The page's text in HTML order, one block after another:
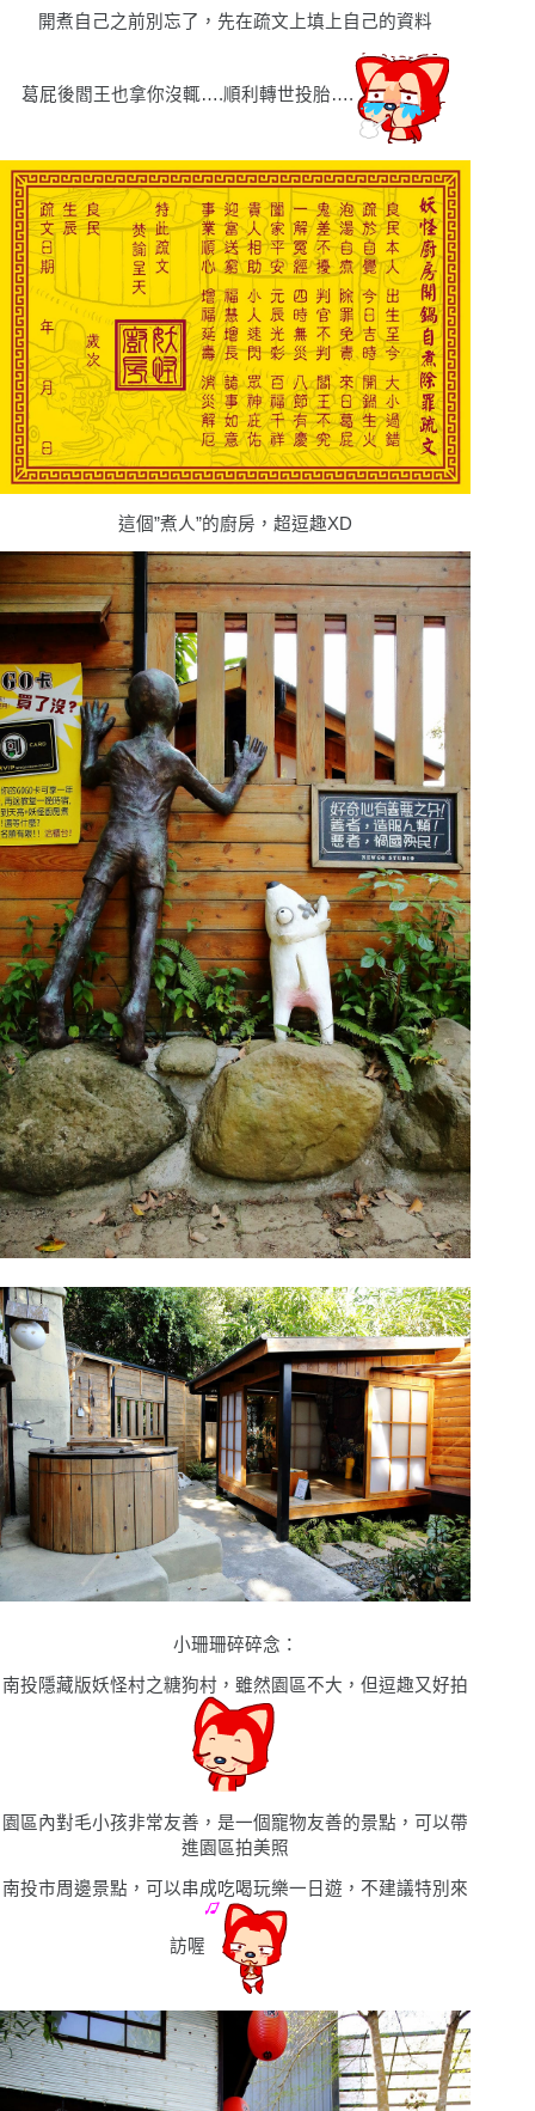
開煮自己之前別忘了，先在疏文上填上自己的資料
葛屁後閻王也拿你沒輒….順利轉世投胎….
這個”煮人”的廚房，超逗趣XD
小珊珊碎碎念 ：
南投隱藏版妖怪村之糖狗村，雖然園區不大，但逗趣又好拍
園區內對毛小孩非常友善，是一個寵物友善的景點，可以帶
進園區拍美照
南投市周邊景點，可以串成吃喝玩樂一日遊，不建議特別來
訪喔